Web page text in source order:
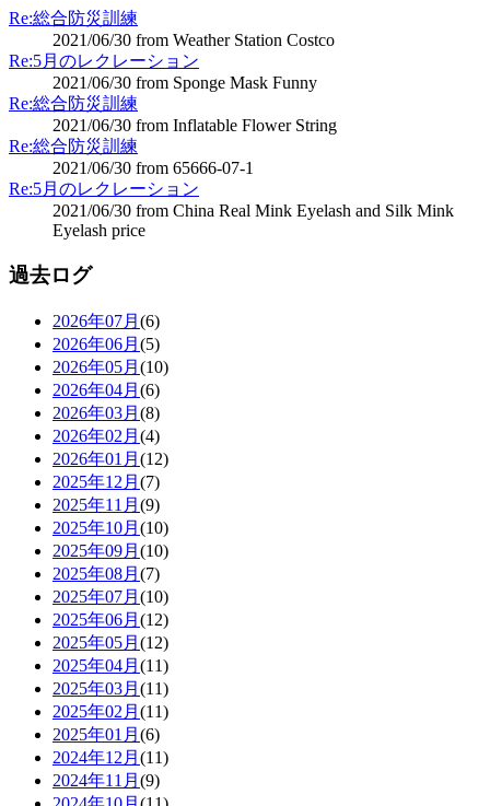
Re:総合防災訓練
2021/06/30 from Weather Station Costco
Re:5月のレクレーション
2021/06/30 from Sponge Mask Funny
Re:総合防災訓練
2021/06/30 from Inflatable Flower String
Re:総合防災訓練
2021/06/30 from 65666-07-1
Re:5月のレクレーション
2021/06/30 from China Real Mink Eyelash and Silk Mink
Eyelash price
過去ログ
2026年07月 (6)
2026年06月 (5)
2026年05月 (10)
2026年04月 (6)
2026年03月 (8)
2026年02月 (4)
2026年01月 (12)
2025年12月 (7)
2025年11月 (9)
2025年10月 (10)
2025年09月 (10)
2025年08月 (7)
2025年07月 (10)
2025年06月 (12)
2025年05月 (12)
2025年04月 (11)
2025年03月 (11)
2025年02月 (11)
2025年01月 (6)
2024年12月 (11)
2024年11月 (9)